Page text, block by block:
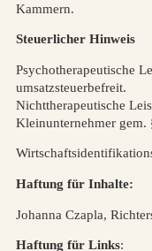
Kammern.
Steuerlicher Hinweis
Psychotherapeutische
umsatzsteuerbefreit.
Nichttherapeutische
Kleinunternehmer gem.
Haftung für Inhalte:
Johanna Czapla,
Haftung für Links: